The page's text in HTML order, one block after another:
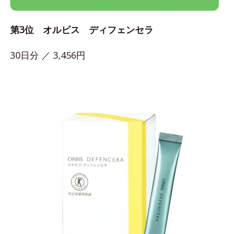
第3位 オルビス ディフェンセラ
30日分 ／ 3,456円